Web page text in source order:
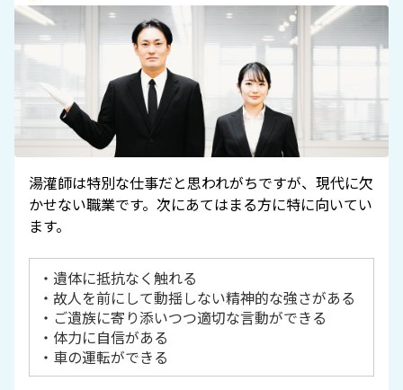
湯灌師は特別な仕事だと思われがちですが、現代に欠
かせない職業です。次にあてはまる方に特に向いてい
ます。
・遺体に抵抗なく触れる
・故人を前にして動揺しない精神的な強さがある
・ご遺族に寄り添いつつ適切な言動ができる
・体力に自信がある
・車の運転ができる